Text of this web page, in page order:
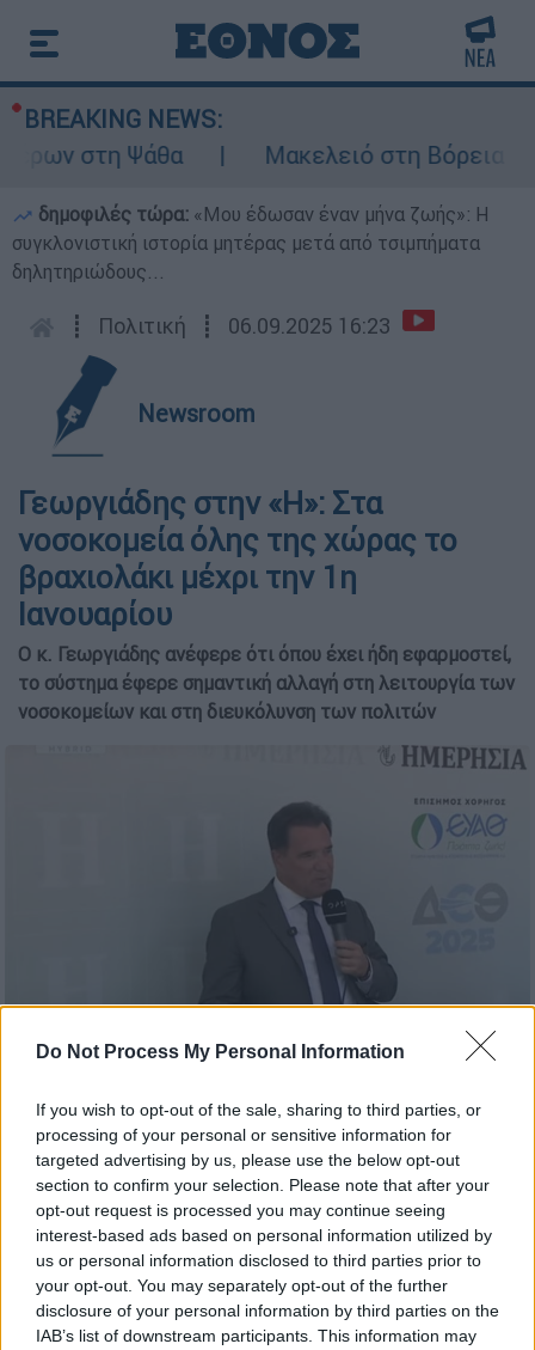
Do Not Process My Personal Information
If you wish to opt-out of the sale, sharing to third parties, or
processing of your personal or sensitive information for
targeted advertising by us, please use the below opt-out
section to confirm your selection. Please note that after your
opt-out request is processed you may continue seeing
interest-based ads based on personal information utilized by
us or personal information disclosed to third parties prior to
your opt-out. You may separately opt-out of the further
disclosure of your personal information by third parties on the
IAB’s list of downstream participants. This information may
BREAKING NEWS:
στη Ψάθα
Μακελειό στη Βόρεια
δημοφιλές τώρα: «Μου έδωσαν έναν μήνα ζωής»: Η
συγκλονιστική ιστορία μητέρας μετά από τσιμπήματα
δηλητηριώδους...
┋ Πολιτική ┋ 06.09.2025 16:23
Newsroom
Γεωργιάδης στην «Η»: Στα
νοσοκομεία όλης της χώρας το
βραχιολάκι μέχρι την 1η
Ιανουαρίου
Ο κ. Γεωργιάδης ανέφερε ότι όπου έχει ήδη εφαρμοστεί,
το σύστημα έφερε σημαντική αλλαγή στη λειτουργία των
νοσοκομείων και στη διευκόλυνση των πολιτών
Ο Άδωνις Γεωργιάδης - Video capture
Προσθέστε το ΕΘΝΟΣ στη Google
Από 1/1/2026 το βραχιολάκι θα διατίθεται
σε όλα τα νοσοκομεία της χώρας, δήλωσε ο
υπουργός Υγείας Άδωνις Γεωργιάδης στην
Ημερησία, στο πλαίσιο της89ης ΔΕΘ.